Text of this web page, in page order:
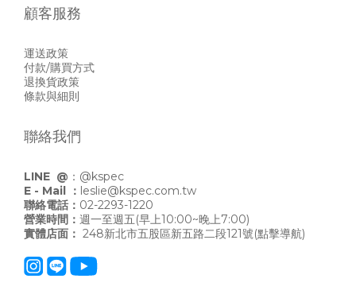
顧客服務
運送政策
付款/購買方式
退換貨政策
條款與細則
聯絡我們
LINE @ ： @kspec
E - Mail ： leslie@kspec.com.tw
聯絡電話： 02-2293-1220
營業時間： 週一至週五(早上10:00~晚上7:00)
實體店面： 248新北市五股區新五路二段121號(點擊導航)